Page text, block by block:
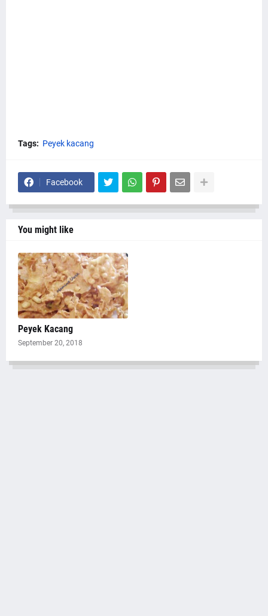
Tags: Peyek kacang
Facebook
You might like
Peyek Kacang
September 20, 2018